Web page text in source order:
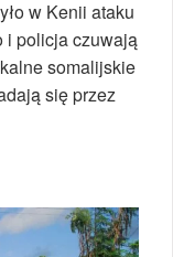
w Kenii ataku
i policja czuwają
somalijskie
się przez